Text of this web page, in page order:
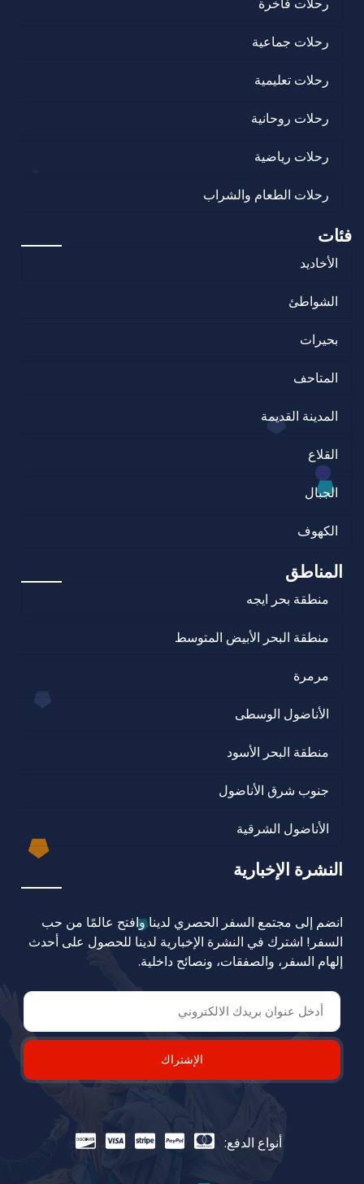
رحلات جماعية
رحلات تعليمية
رحلات روحانية
رحلات رياضية
رحلات الطعام والشراب
فئات
الأخاديد
الشواطئ
بحيرات
المتاحف
المدينة القديمة
القلاع
الجبال
الكهوف
المناطق
منطقة بحر ايجه
منطقة البحر الأبيض المتوسط
مرمرة
الأناضول الوسطى
منطقة البحر الأسود
جنوب شرق الأناضول
الأناضول الشرقية
النشرة الإخبارية
انضم إلى مجتمع السفر الحصري لدينا وافتح عالمًا من حب
السفر! اشترك في النشرة الإخبارية لدينا للحصول على أحدث
إلهام السفر، والصفقات، ونصائح داخلية.
الإشتراك
أنواع الدفع: